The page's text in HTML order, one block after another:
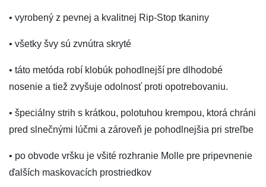
• vyrobený z pevnej a kvalitnej Rip-Stop tkaniny
• všetky švy sú zvnútra skryté
• táto metóda robí klobúk pohodlnejší pre dlhodobé
nosenie a tiež zvyšuje odolnosť proti opotrebovaniu.
• špeciálny strih s krátkou, polotuhou krempou, ktorá chráni
pred slnečnými lúčmi a zároveň je pohodlnejšia pri streľbe
• po obvode vršku je všité rozhranie Molle pre pripevnenie
ďalších maskovacích prostriedkov